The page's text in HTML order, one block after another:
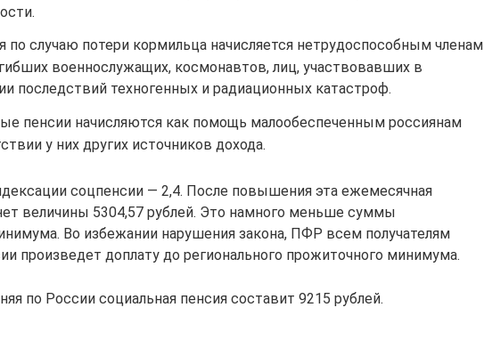
по случаю потери кормильца начисляется нетрудоспособным членам
военнослужащих, космонавтов, лиц, участвовавших в
последствий техногенных и радиационных катастроф.
пенсии начисляются как помощь малообеспеченным россиянам
у них других источников дохода.
соцпенсии — 2,4. После повышения эта ежемесячная
величины 5304,57 рублей. Это намного меньше суммы
Во избежании нарушения закона, ПФР всем получателям
произведет доплату до регионального прожиточного минимума.
по России социальная пенсия составит 9215 рублей.